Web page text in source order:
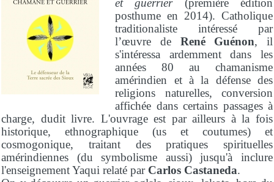
et guerrier(première édition
posthume en 2014). Catholique
traditionaliste intéressé par
l’œuvre deRené Guénon, il
s'intéressa ardemment dans les
années 80 au chamanisme
amérindien et à la défense des
religions naturelles, conversion
affichée dans certains passages à
charge, dudit livre. L'ouvrage est par ailleurs à la fois
historique, ethnographique (us et coutumes) et
cosmogonique, traitant des pratiques spirituelles
amérindiennes (du symbolisme aussi) jusqu'à inclure
l'enseignement Yaqui relaté par Carlos Castaneda.